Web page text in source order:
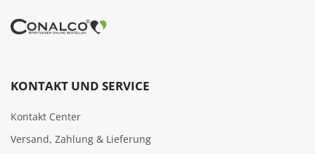
KONTAKT UND SERVICE
Kontakt Center
Versand, Zahlung & Lieferung